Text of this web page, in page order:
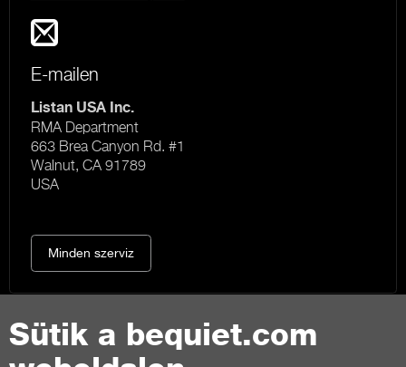
Sütik a bequiet.com
E-mailen
Listan USA Inc.
RMA Department
663 Brea Canyon Rd. #1
Walnut, CA 91789
USA
Minden szerviz